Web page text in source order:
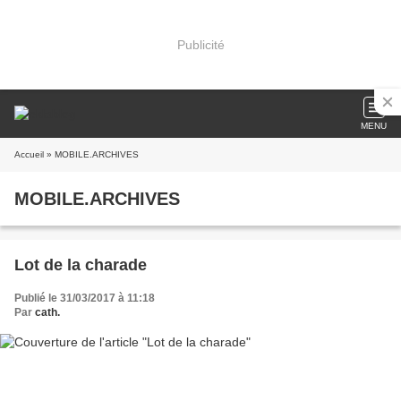
Publicité
MENU
Accueil » MOBILE.ARCHIVES
MOBILE.ARCHIVES
Lot de la charade
Publié le 31/03/2017 à 11:18
Par cath.